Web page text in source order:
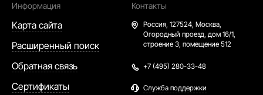
Информация
Карта сайта
Расширенный поиск
Обратная связь
Сертификаты
Контакты
Россия, 127524, Москва,
Огородный проезд, дом 16/1,
строение 3, помещение 512
+7 (495) 280-33-48
Служба поддержки